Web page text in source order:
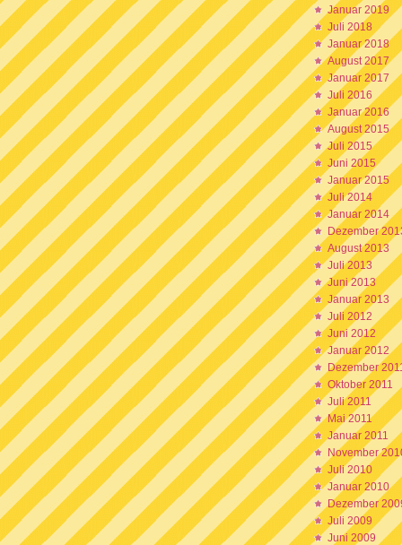
Januar 2019
Juli 2018
Januar 2018
August 2017
Januar 2017
Juli 2016
Januar 2016
August 2015
Juli 2015
Juni 2015
Januar 2015
Juli 2014
Januar 2014
Dezember
August 2013
Juli 2013
Juni 2013
Januar 2013
Juli 2012
Juni 2012
Januar 2012
Dezember
Oktober 2011
Juli 2011
Mai 2011
Januar 2011
November
Juli 2010
Januar 2010
Dezember
Juli 2009
Juni 2009